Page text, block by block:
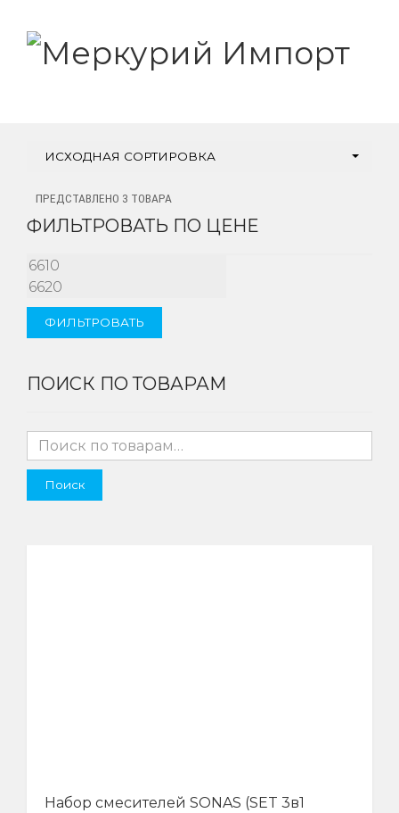
ИСХОДНАЯ СОРТИРОВКА
ПРЕДСТАВЛЕНО 3 ТОВАРА
Набор смесителей SONAS (SET 3в1
ФИЛЬТРОВАТЬ ПО ЦЕНЕ
МИНИМАЛЬНАЯ
ЦЕНА
ФИЛЬТРОВАТЬ
ПОИСК ПО ТОВАРАМ
Поиск